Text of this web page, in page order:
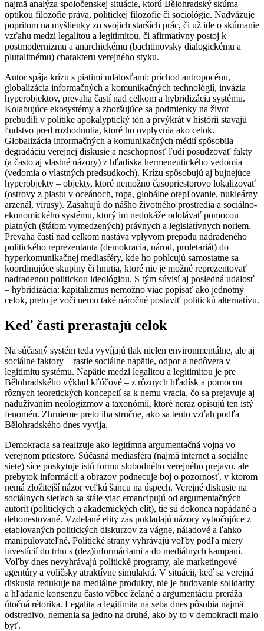
najmä analýza spoločenskej situácie, ktorú Bělohradský skúma
optikou filozofie práva, politickej filozofie či sociológie. Nadväzuje
popritom na myšlienky zo svojich starších prác, či už ide o skúmanie
vzťahu medzi legalitou a legitimitou, či afirmatívny postoj k
postmodernizmu a anarchickému (bachtinovsky dialogickému a
pluralitnému) charakteru verejného styku.
Autor spája krízu s piatimi udalosťami: príchod antropocénu,
globalizácia informačných a komunikačných technológií, invázia
hyperobjektov, prevaha častí nad celkom a hybridizácia systému.
Kolabujúce ekosystémy a zhoršujúce sa podmienky na život
prebudili v politike apokalyptický tón a prvýkrát v histórii stavajú
ľudstvo pred rozhodnutia, ktoré ho ovplyvnia ako celok.
Globalizácia informačných a komunikačných médií spôsobila
degradáciu verejnej diskusie a neschopnosť ľudí posudzovať fakty
(a často aj vlastné názory) z hľadiska hermeneutického vedomia
(vedomia o vlastných predsudkoch). Krízu spôsobujú aj bujnejúce
hyperobjekty – objekty, ktoré nemožno časopriestorovo lokalizovať
(ostrovy z plastu v oceánoch, ropa, globálne otepľovanie, nukleárny
arzenál, vírusy). Zasahujú do nášho životného prostredia a sociálno-
ekonomického systému, ktorý im nedokáže odolávať pomocou
platných (štátom vymedzených) právnych a legislatívnych noriem.
Prevaha častí nad celkom nastáva vplyvom prepadu nadradeného
politického reprezentanta (demokracia, národ, proletariát) do
hyperkomunikačnej mediasféry, kde ho pohlcujú samostatne sa
koordinujúce skupiny či hnutia, ktoré nie je možné reprezentovať
nadradenou politickou ideológiou. S tým súvisí aj posledná udalosť
– hybridizácia: kapitalizmus nemožno viac popísať ako jednotný
celok, preto je voči nemu také náročné postaviť politickú alternatívu.
Keď časti prerastajú celok
Na súčasný systém teda vyvíjajú tlak nielen environmentálne, ale aj
sociálne faktory – rastie sociálne napätie, odpor a nedôvera v
legitimitu systému. Napätie medzi legalitou a legitimitou je pre
Bělohradského výklad kľúčové – z rôznych hľadísk a pomocou
rôznych teoretických koncepcií sa k nemu vracia, čo sa prejavuje aj
nadužívaním neologizmov a taxonómií, ktoré neraz opisujú ten istý
fenomén. Zhrnieme preto iba stručne, ako sa tento vzťah podľa
Bělohradského dnes vyvíja.
Demokracia sa realizuje ako legitímna argumentačná vojna vo
verejnom priestore. Súčasná mediasféra (najmä internet a sociálne
siete) síce poskytuje istú formu slobodného verejného prejavu, ale
prebytok informácií a obrazov podnecuje boj o pozornosť, v ktorom
nemá zložitejší názor veľkú šancu na úspech. Verejné diskusie na
sociálnych sieťach sa stále viac emancipujú od argumentačných
autorít (politických a akademických elít), tie sú dokonca napádané a
dehonestované. Vzdelané elity zas pokladajú názory vybočujúce z
etablovaných politických diskurzov za vágne, náladové a ľahko
manipulovateľné. Politické strany vyhrávajú voľby podľa miery
investícií do trhu s (dez)informáciami a do mediálnych kampaní.
Voľby dnes nevyhrávajú politické programy, ale marketingové
agentúry a voličsky atraktívne simulakrá. V situácii, keď sa verejná
diskusia redukuje na mediálne produkty, nie je budovanie solidarity
a hľadanie konsenzu často vôbec želané a argumentáciu preráža
útočná rétorika. Legalita a legitimita na seba dnes pôsobia najmä
odstredivo, nemenia sa jedno na druhé, ako by to v demokracii malo
byť.